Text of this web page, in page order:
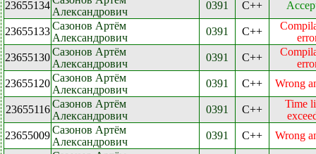
23655134
Александрович
0391 C++
23655133Сазонов Артём
Александрович
0391 C++
23655130Сазонов Артём
Александрович
0391 C++
23655120Сазонов Артём
Александрович
0391 C++ Wrong
23655116 Сазонов Артём
Александрович
0391 C++
Time
23655009Сазонов Артём
Александрович
0391 C++ Wrong